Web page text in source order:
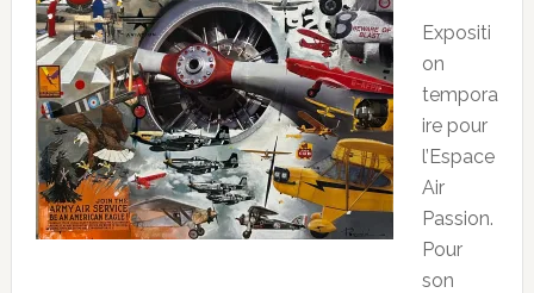
Expositi
on
tempora
ire pour
l’Espace
Air
Passion.
Pour
son